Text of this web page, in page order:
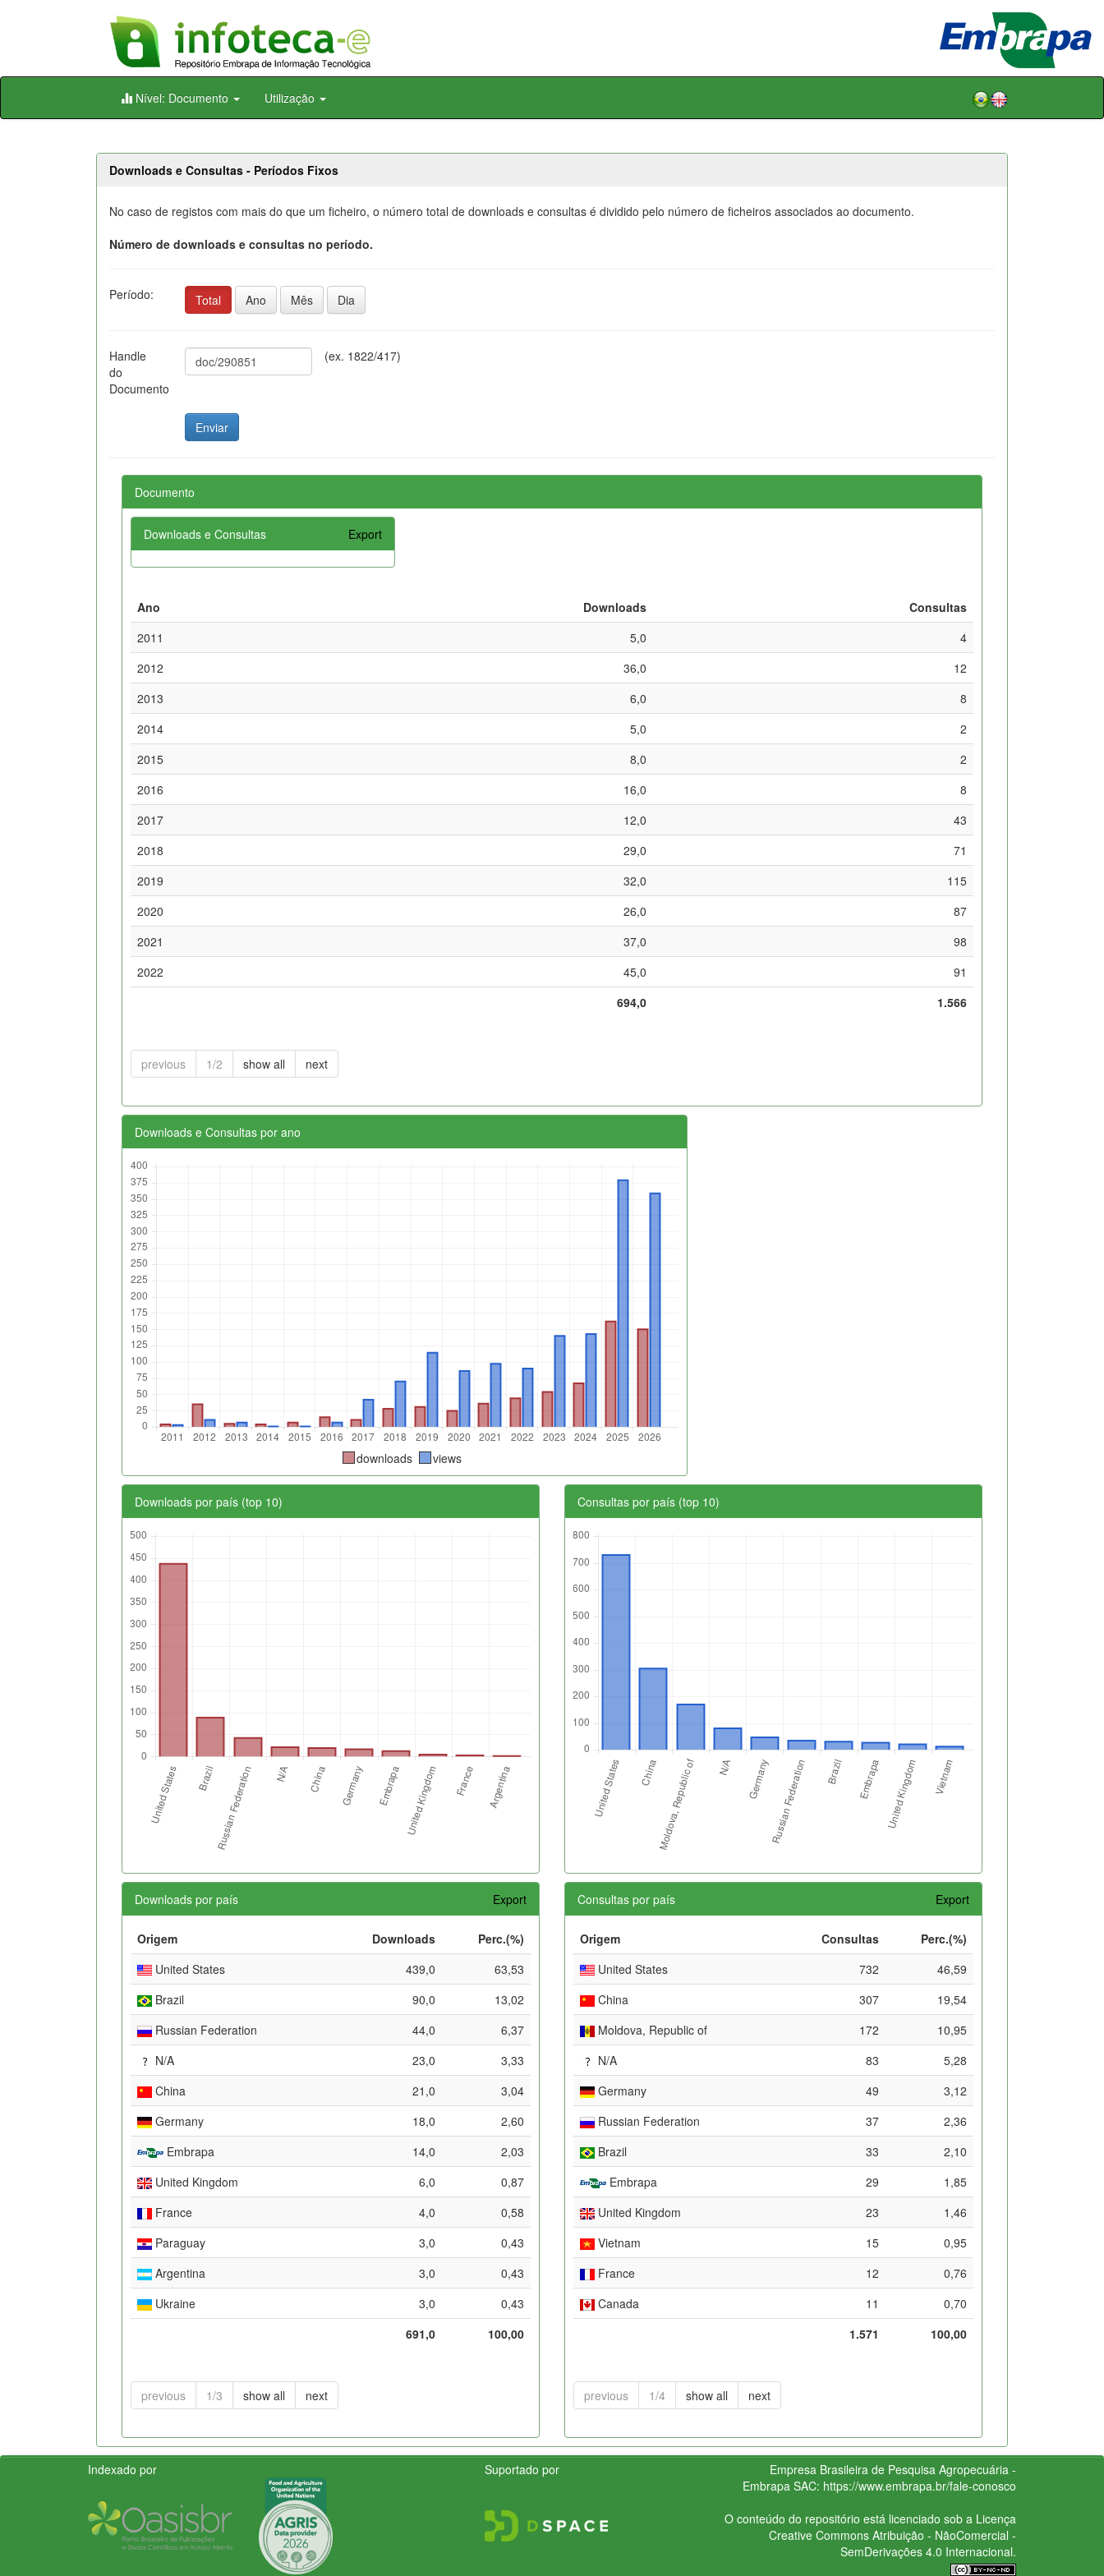
Skip
Nível: Documento Utilização
Downloads e Consultas - Períodos Fixos
No caso de registos com mais do que um ficheiro, o número total de downloads e consultas é dividido pelo número de ficheiros associados ao documento.
Número de downloads e consultas no período.
Período: Total Ano Mês Dia
Handle
do
Documento
(ex. 1822/417)
Documento
Downloads e Consultas Export
Ano Downloads
Consultas
2011
5,0
4
2012
36,0
12
2013
6,0
8
2014
5,0
2
2015
8,0
2
2016
16,0
8
2017
12,0
43
2018
29,0
71
2019
32,0
115
2020
26,0
87
2021
37,0
98
2022
45,0
91
694,0
1.566
previous 1/2 show all next
Downloads e Consultas por ano
downloads views
Downloads por país (top 10) Consultas por país (top 10)
Downloads por país Export
Origem Downloads
Perc.(%)
United States
439,0
63,53
Brazil
90,0
13,02
Russian Federation
44,0
6,37
N/A
23,0
3,33
China
21,0
3,04
Germany
18,0
2,60
Embrapa
14,0
2,03
United Kingdom
6,0
0,87
France
4,0
0,58
Paraguay
3,0
0,43
Argentina
3,0
0,43
Ukraine
3,0
0,43
691,0
100,00
previous 1/3 show all next
Consultas por país Export
Origem Consultas
Perc.(%)
United States
732
46,59
China
307
19,54
Moldova, Republic of
172
10,95
N/A
83
5,28
Germany
49
3,12
Russian Federation
37
2,36
Brazil
33
2,10
Embrapa
29
1,85
United Kingdom
23
1,46
Vietnam
15
0,95
France
12
0,76
Canada
11
0,70
1.571
100,00
previous 1/4 show all next
Indexado por Suportado por
Empresa Brasileira de Pesquisa Agropecuária -
Embrapa SAC: https://www.embrapa.br/fale-conosco
O conteúdo do repositório está licenciado sob a Licença
Creative CommonsAtribuição - NãoComercial -
SemDerivações 4.0 Internacional.